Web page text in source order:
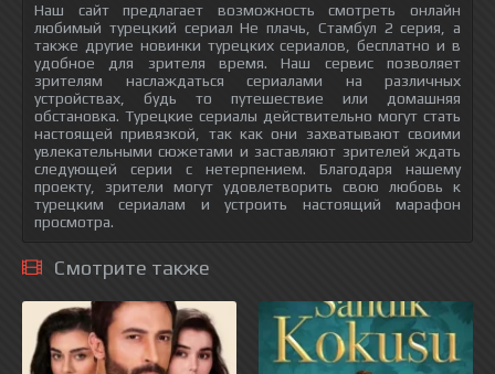
Наш сайт предлагает возможность смотреть онлайн
любимый турецкий сериал Не плачь, Стамбул 2 серия, а
также другие новинки турецких сериалов, бесплатно и в
удобное для зрителя время. Наш сервис позволяет
зрителям наслаждаться сериалами на различных
устройствах, будь то путешествие или домашняя
обстановка. Турецкие сериалы действительно могут стать
настоящей привязкой, так как они захватывают своими
увлекательными сюжетами и заставляют зрителей ждать
следующей серии с нетерпением. Благодаря нашему
проекту, зрители могут удовлетворить свою любовь к
турецким сериалам и устроить настоящий марафон
просмотра.
Смотрите также